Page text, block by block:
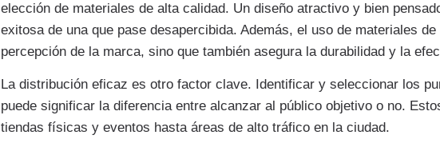
elección de materiales de alta calidad. Un diseño atractivo y bien
exitosa de una que pase desapercibida. Además, el uso de materiales
percepción de la marca, sino que también asegura la durabilidad y la
La distribución eficaz es otro factor clave. Identificar y seleccionar los
puede significar la diferencia entre alcanzar al público objetivo o no.
tiendas físicas y eventos hasta áreas de alto tráfico en la ciudad.